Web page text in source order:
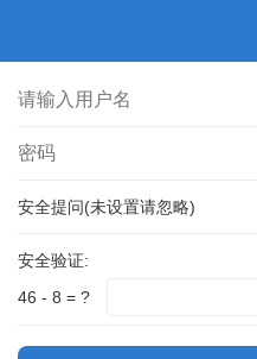
安全提问(未设置请忽略)
安全验证:
46 - 8 = ?